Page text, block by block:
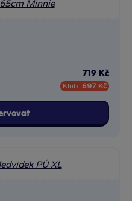
719 Kč
Klub: 697 Kč